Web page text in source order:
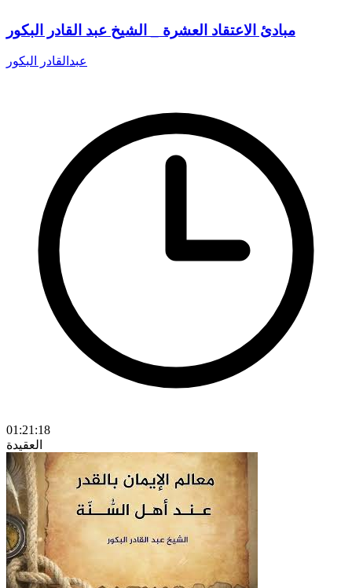
مبادئ الاعتقاد العشرة _ الشيخ عبد القادر البكور
عبدالقادر البكور
01:21:18
العقيدة